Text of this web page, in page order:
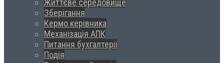
Життєве середовище
Зберігання
Кермо керівника
Механізація АПК
Питання бухгалтерії
Подія